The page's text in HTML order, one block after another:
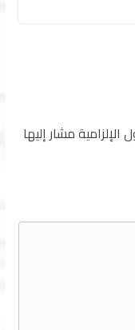
الإلزامية مشار إليها